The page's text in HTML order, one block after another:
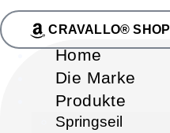
CRAVALLO® SHOP
Home
Die Marke
Produkte
Springseil